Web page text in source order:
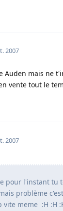
2007
Auden mais ne
vente tout le
2007
pour l'instant tu
problème
vite meme :H :H